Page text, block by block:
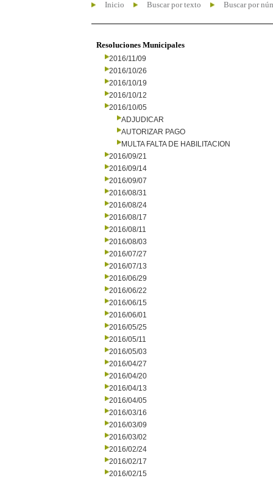
Inicio Buscar por texto Buscar por
Resoluciones Municipales
2016/11/09
2016/10/26
2016/10/19
2016/10/12
2016/10/05
ADJUDICAR
AUTORIZAR PAGO
MULTA FALTA DE HABILITACION
2016/09/21
2016/09/14
2016/09/07
2016/08/31
2016/08/24
2016/08/17
2016/08/11
2016/08/03
2016/07/27
2016/07/13
2016/06/29
2016/06/22
2016/06/15
2016/06/01
2016/05/25
2016/05/11
2016/05/03
2016/04/27
2016/04/20
2016/04/13
2016/04/05
2016/03/16
2016/03/09
2016/03/02
2016/02/24
2016/02/17
2016/02/15